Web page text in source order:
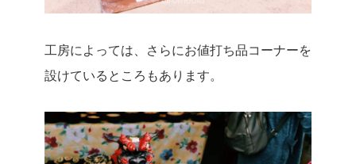
工房によっては、さらにお値打ち品コーナーを
設けているところもあります。